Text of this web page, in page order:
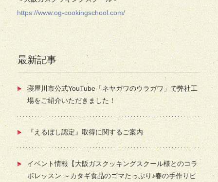
https://www.og-cookingschool.com/
最新記事
寝屋川市公式YouTube「ネヤガワのウラガワ」で弊社工
場をご紹介いただきました！
『えるぼし認定』取得に関するご案内
イベント情報【大阪ガスクッキングスクール様とのコラ
ボレッスン ～カタギ食品のゴマたっぷり♪春の手作りピ